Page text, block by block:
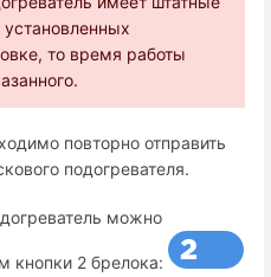
установленных
то время работы
повторно отправить
подогревателя.
можно
кнопки 2 брелока: